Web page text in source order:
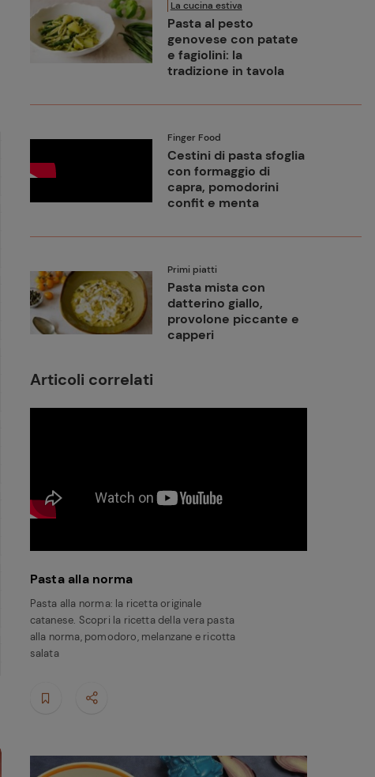
La cucina estiva
Pasta al pesto
genovese con patate
e fagiolini: la
tradizione in tavola
Finger Food
Cestini di pasta sfoglia
con formaggio di
capra, pomodorini
confit e menta
Primi piatti
Pasta mista con
datterino giallo,
provolone piccante e
capperi
Articoli correlati
Pasta alla norma
Pasta alla norma: la ricetta originale
catanese. Scopri la ricetta della vera pasta
alla norma, pomodoro, melanzane e ricotta
salata